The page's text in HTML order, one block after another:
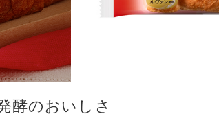
酵のおいしさ